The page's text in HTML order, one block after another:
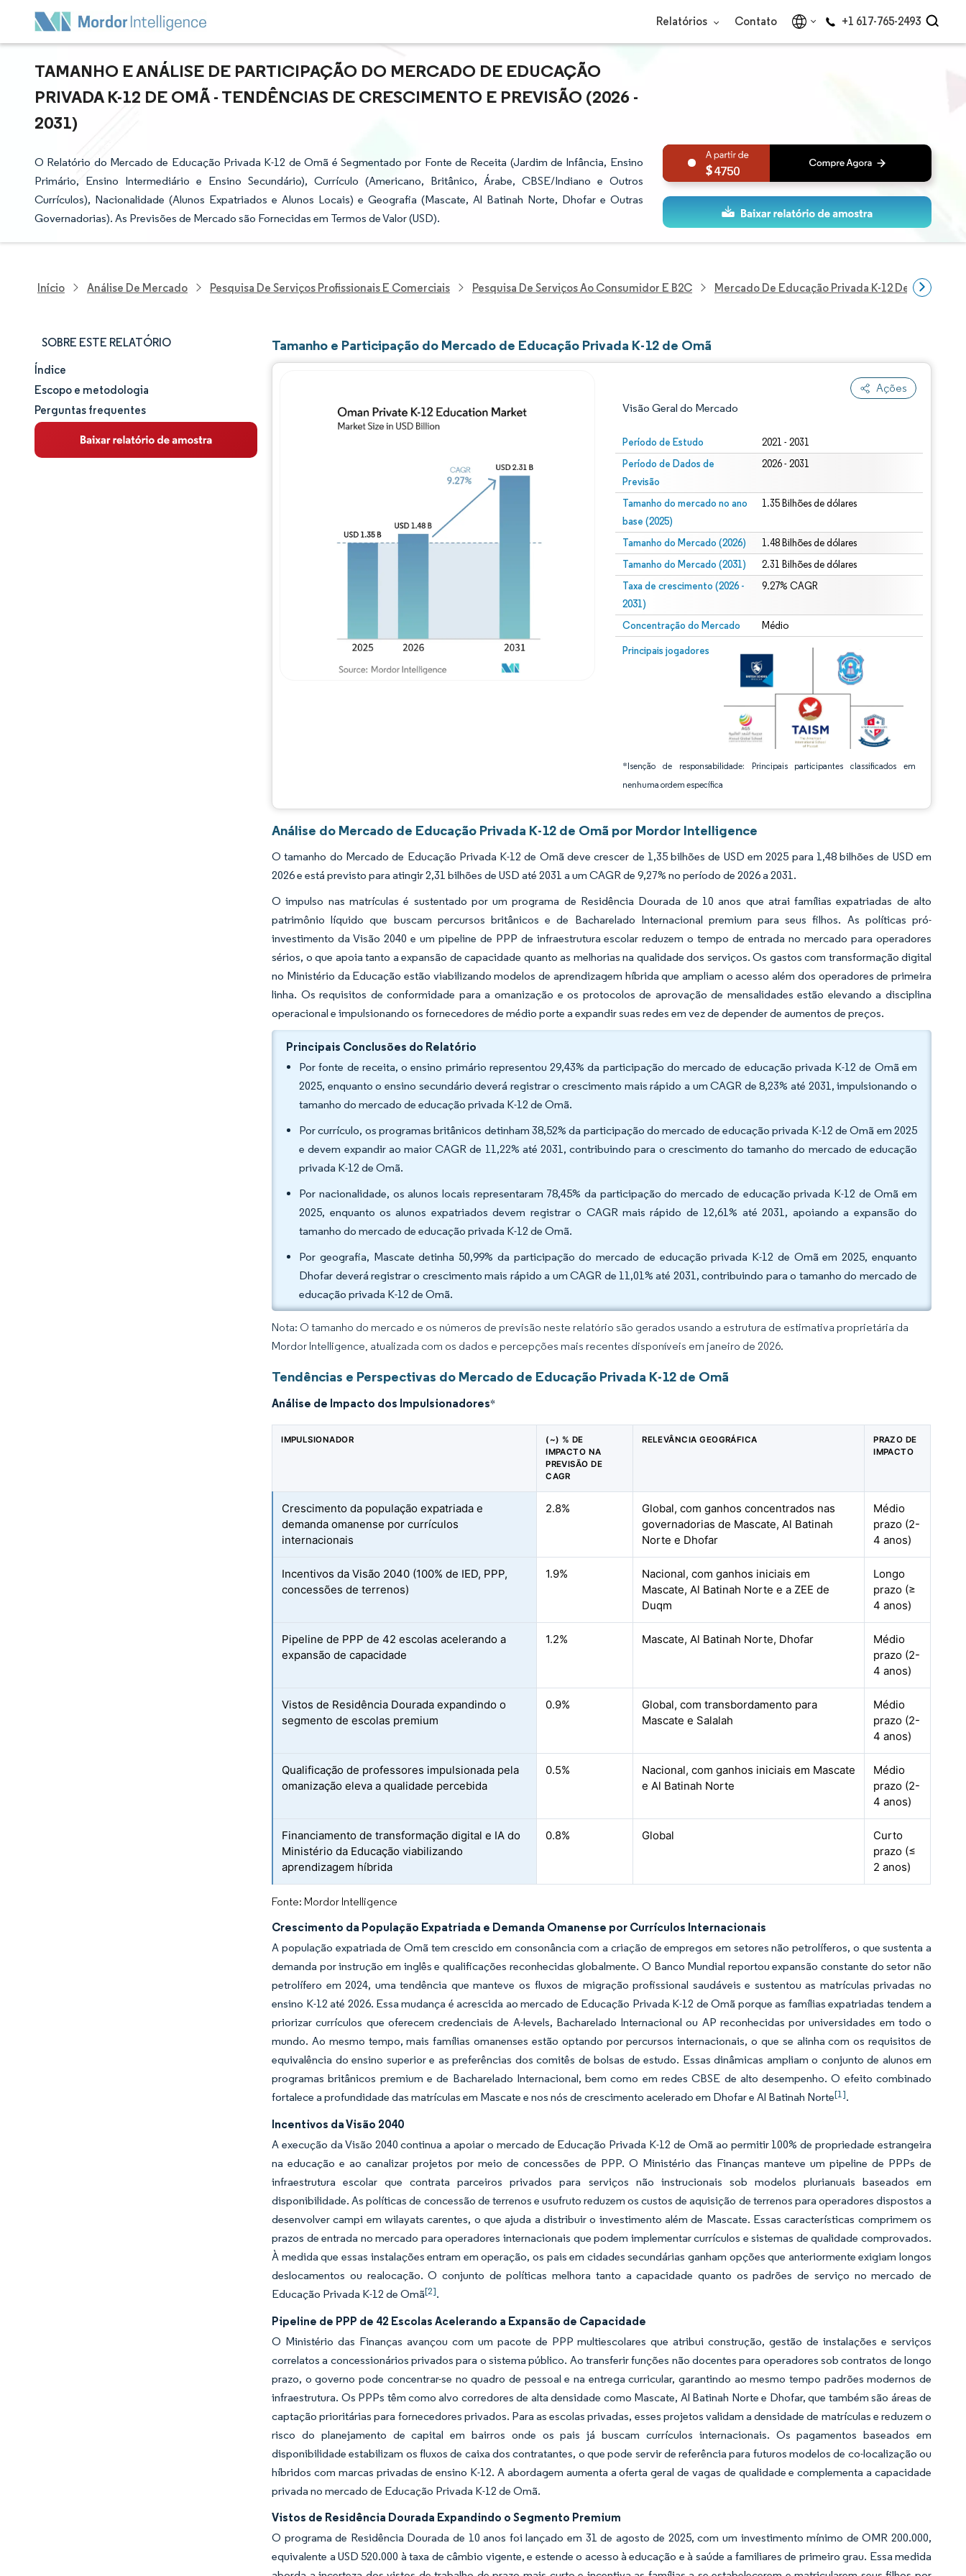
Relatórios Contato +1 617-765-2493
TAMANHO E ANÁLISE DE PARTICIPAÇÃO DO MERCADO DE EDUCAÇÃO
PRIVADA K-12 DE OMÃ - TENDÊNCIAS DE CRESCIMENTO E PREVISÃO (2026 -
2031)
O Relatório do Mercado de Educação Privada K-12 de Omã é Segmentado por Fonte de Receita (Jardim de Infância, Ensino
Primário, Ensino Intermediário e Ensino Secundário), Currículo (Americano, Britânico, Árabe, CBSE/Indiano e Outros
Currículos), Nacionalidade (Alunos Expatriados e Alunos Locais) e Geografia (Mascate, Al Batinah Norte, Dhofar e Outras
Governadorias). As Previsões de Mercado são Fornecidas em Termos de Valor (USD).
4750
Início Análise De Mercado Pesquisa De Serviços Profissionais E Comerciais Pesquisa De Serviços Ao Consumidor E B2C Mercado De Educação Privada K-12 De Omã
SOBRE ESTE RELATÓRIO
Tamanho e participação de mercado
Análise de mercado
Tendências e insights
Índice
Escopo e metodologia
Perguntas frequentes
Tamanho e Participação do Mercado de Educação Privada K-12 de Omã
Ações
Visão Geral do Mercado
Período de Estudo 2021 - 2031
Período de Dados de
Previsão
2026 - 2031
Tamanho do mercado no ano
base (2025)
1.35 Bilhões de dólares
Tamanho do Mercado (2026) 1.48 Bilhões de dólares
Tamanho do Mercado (2031) 2.31 Bilhões de dólares
Taxa de crescimento (2026 -
2031)
9.27% CAGR
Concentração do Mercado Médio
Principais jogadores
*Isenção de responsabilidade: Principais participantes classificados em
nenhuma ordem específica
Imagem © Mordor Intelligence. O reuso requer atribuição conforme CC BY 4.0.
Imagem © Mordor Intelligence. O reuso requer atribuição conforme CC BY 4.0.
Análise do Mercado de Educação Privada K-12 de Omã por Mordor Intelligence
O tamanho do Mercado de Educação Privada K-12 de Omã deve crescer de 1,35 bilhões de USD em 2025 para 1,48 bilhões de USD em
2026 e está previsto para atingir 2,31 bilhões de USD até 2031 a um CAGR de 9,27% no período de 2026 a 2031.
O impulso nas matrículas é sustentado por um programa de Residência Dourada de 10 anos que atrai famílias expatriadas de alto
patrimônio líquido que buscam percursos britânicos e de Bacharelado Internacional premium para seus filhos. As políticas pró-
investimento da Visão 2040 e um pipeline de PPP de infraestrutura escolar reduzem o tempo de entrada no mercado para operadores
sérios, o que apoia tanto a expansão de capacidade quanto as melhorias na qualidade dos serviços. Os gastos com transformação digital
no Ministério da Educação estão viabilizando modelos de aprendizagem híbrida que ampliam o acesso além dos operadores de primeira
linha. Os requisitos de conformidade para a omanização e os protocolos de aprovação de mensalidades estão elevando a disciplina
operacional e impulsionando os fornecedores de médio porte a expandir suas redes em vez de depender de aumentos de preços.
Principais Conclusões do Relatório
Por fonte de receita, o ensino primário representou 29,43% da participação do mercado de educação privada K-12 de Omã em
2025, enquanto o ensino secundário deverá registrar o crescimento mais rápido a um CAGR de 8,23% até 2031, impulsionando o
tamanho do mercado de educação privada K-12 de Omã.
Por currículo, os programas britânicos detinham 38,52% da participação do mercado de educação privada K-12 de Omã em 2025
e devem expandir ao maior CAGR de 11,22% até 2031, contribuindo para o crescimento do tamanho do mercado de educação
privada K-12 de Omã.
Por nacionalidade, os alunos locais representaram 78,45% da participação do mercado de educação privada K-12 de Omã em
2025, enquanto os alunos expatriados devem registrar o CAGR mais rápido de 12,61% até 2031, apoiando a expansão do
tamanho do mercado de educação privada K-12 de Omã.
Por geografia, Mascate detinha 50,99% da participação do mercado de educação privada K-12 de Omã em 2025, enquanto
Dhofar deverá registrar o crescimento mais rápido a um CAGR de 11,01% até 2031, contribuindo para o tamanho do mercado de
educação privada K-12 de Omã.
Nota: O tamanho do mercado e os números de previsão neste relatório são gerados usando a estrutura de estimativa proprietária da
Mordor Intelligence, atualizada com os dados e percepções mais recentes disponíveis em janeiro de 2026.
Tendências e Perspectivas do Mercado de Educação Privada K-12 de Omã
Análise de Impacto dos Impulsionadores*
IMPULSIONADOR
(~) % DE
IMPACTO NA
PREVISÃO DE
CAGR
RELEVÂNCIA GEOGRÁFICA
PRAZO DE
IMPACTO
Crescimento da população expatriada e
demanda omanense por currículos
internacionais
2.8%
Global, com ganhos concentrados nas
governadorias de Mascate, Al Batinah
Norte e Dhofar
Médio
prazo (2-
4 anos)
Incentivos da Visão 2040 (100% de IED, PPP,
concessões de terrenos)
1.9%
Nacional, com ganhos iniciais em
Mascate, Al Batinah Norte e a ZEE de
Duqm
Longo
prazo (≥
4 anos)
Pipeline de PPP de 42 escolas acelerando a
expansão de capacidade
1.2% Mascate, Al Batinah Norte, Dhofar
Médio
prazo (2-
4 anos)
Vistos de Residência Dourada expandindo o
segmento de escolas premium
0.9%
Global, com transbordamento para
Mascate e Salalah
Médio
prazo (2-
4 anos)
Qualificação de professores impulsionada pela
omanização eleva a qualidade percebida
0.5%
Nacional, com ganhos iniciais em Mascate
e Al Batinah Norte
Médio
prazo (2-
4 anos)
Financiamento de transformação digital e IA do
Ministério da Educação viabilizando
aprendizagem híbrida
0.8% Global
Curto
prazo (≤
2 anos)
Fonte: Mordor Intelligence
Crescimento da População Expatriada e Demanda Omanense por Currículos Internacionais
A população expatriada de Omã tem crescido em consonância com a criação de empregos em setores não petrolíferos, o que sustenta a
demanda por instrução em inglês e qualificações reconhecidas globalmente. O Banco Mundial reportou expansão constante do setor não
petrolífero em 2024, uma tendência que manteve os fluxos de migração profissional saudáveis e sustentou as matrículas privadas no
ensino K-12 até 2026. Essa mudança é acrescida ao mercado de Educação Privada K-12 de Omã porque as famílias expatriadas tendem a
priorizar currículos que oferecem credenciais de A-levels, Bacharelado Internacional ou AP reconhecidas por universidades em todo o
mundo. Ao mesmo tempo, mais famílias omanenses estão optando por percursos internacionais, o que se alinha com os requisitos de
equivalência do ensino superior e as preferências dos comitês de bolsas de estudo. Essas dinâmicas ampliam o conjunto de alunos em
programas britânicos premium e de Bacharelado Internacional, bem como em redes CBSE de alto desempenho. O efeito combinado
fortalece a profundidade das matrículas em Mascate e nos nós de crescimento acelerado em Dhofar e Al Batinah Norte[1].
Incentivos da Visão 2040
A execução da Visão 2040 continua a apoiar o mercado de Educação Privada K-12 de Omã ao permitir 100% de propriedade estrangeira
na educação e ao canalizar projetos por meio de concessões de PPP. O Ministério das Finanças manteve um pipeline de PPPs de
infraestrutura escolar que contrata parceiros privados para serviços não instrucionais sob modelos plurianuais baseados em
disponibilidade. As políticas de concessão de terrenos e usufruto reduzem os custos de aquisição de terrenos para operadores dispostos a
desenvolver campi em wilayats carentes, o que ajuda a distribuir o investimento além de Mascate. Essas características comprimem os
prazos de entrada no mercado para operadores internacionais que podem implementar currículos e sistemas de qualidade comprovados.
À medida que essas instalações entram em operação, os pais em cidades secundárias ganham opções que anteriormente exigiam longos
deslocamentos ou realocação. O conjunto de políticas melhora tanto a capacidade quanto os padrões de serviço no mercado de
Educação Privada K-12 de Omã[2].
Pipeline de PPP de 42 Escolas Acelerando a Expansão de Capacidade
O Ministério das Finanças avançou com um pacote de PPP multiescolares que atribui construção, gestão de instalações e serviços
correlatos a concessionários privados para o sistema público. Ao transferir funções não docentes para operadores sob contratos de longo
prazo, o governo pode concentrar-se no quadro de pessoal e na entrega curricular, garantindo ao mesmo tempo padrões modernos de
infraestrutura. Os PPPs têm como alvo corredores de alta densidade como Mascate, Al Batinah Norte e Dhofar, que também são áreas de
captação prioritárias para fornecedores privados. Para as escolas privadas, esses projetos validam a densidade de matrículas e reduzem o
risco do planejamento de capital em bairros onde os pais já buscam currículos internacionais. Os pagamentos baseados em
disponibilidade estabilizam os fluxos de caixa dos contratantes, o que pode servir de referência para futuros modelos de co-localização ou
híbridos com marcas privadas de ensino K-12. A abordagem aumenta a oferta geral de vagas de qualidade e complementa a capacidade
privada no mercado de Educação Privada K-12 de Omã.
Vistos de Residência Dourada Expandindo o Segmento Premium
O programa de Residência Dourada de 10 anos foi lançado em 31 de agosto de 2025, com um investimento mínimo de OMR 200.000,
equivalente a USD 520.000 à taxa de câmbio vigente, e estende o acesso à educação e à saúde a familiares de primeiro grau. Essa medida